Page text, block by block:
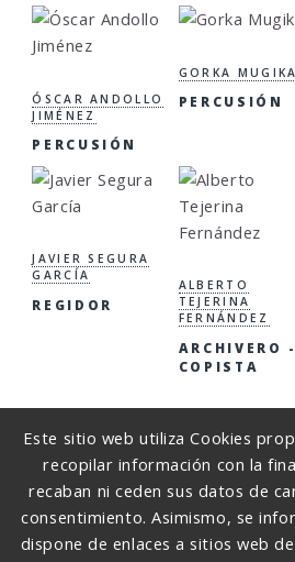
ÓSCAR ANDOLLO
JIMÉNEZ
PERCUSIÓN
GORKA MUGIKA
PERCUSIÓN
JAVIER SEGURA
GARCÍA
REGIDOR
ALBERTO
TEJERINA
FERNÁNDEZ
ARCHIVERO -
COPISTA
Este sitio web utiliza Cookies
recopilar información con la
recaban ni ceden sus datos de
consentimiento. Asimismo, se
dispone de enlaces a sitios web